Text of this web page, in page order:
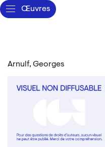
Œuvres
Arnulf, Georges